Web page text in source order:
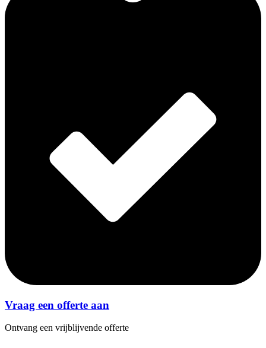
Vraag een offerte aan
Ontvang een vrijblijvende offerte